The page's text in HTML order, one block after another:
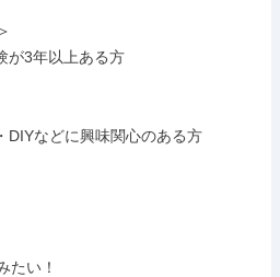
が3年以上ある方
DIYなどに興味関心のある方
たい！